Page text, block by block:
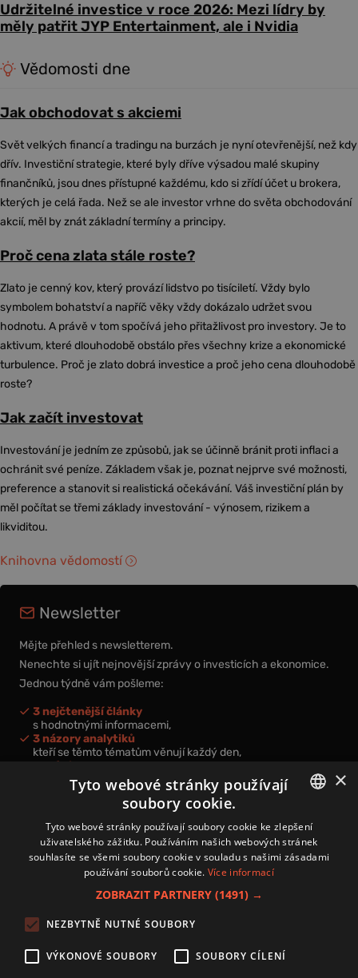
Udržitelné investice v roce 2026: Mezi lídry by
měly patřit JYP Entertainment, ale i Nvidia
Vědomosti dne
Jak obchodovat s akciemi
Svět velkých financí a tradingu na burzách je nyní otevřenější, než kdy
dřív. Investiční strategie, které byly dříve výsadou malé skupiny
finančníků, jsou dnes přístupné každému, kdo si zřídí účet u brokera,
kterých je celá řada. Než se ale investor vrhne do světa obchodování
akcií, měl by znát základní termíny a principy.
Proč cena zlata stále roste?
Zlato je cenný kov, který provází lidstvo po tisíciletí. Vždy bylo
symbolem bohatství a napříč věky vždy dokázalo udržet svou
hodnotu. A právě v tom spočívá jeho přitažlivost pro investory. Je to
aktivum, které dlouhodobě obstálo přes všechny krize a ekonomické
turbulence. Proč je zlato dobrá investice a proč jeho cena dlouhodobě
roste?
Jak začít investovat
Investování je jedním ze způsobů, jak se účinně bránit proti inflaci a
ochránit své peníze. Základem však je, poznat nejprve své možnosti,
preference a stanovit si realistická očekávání. Váš investiční plán by
měl počítat se třemi základy investování - výnosem, rizikem a
likviditou.
Knihovna vědomostí
Newsletter
Mějte přehled s newsletterem.
Nenechte si ujít nejnovější zprávy o investicích a ekonomice.
Jednou týdně vám pošleme:
3 nejčtenější články
s hodnotnými informacemi,
3 názory analytiků
kteří se těmto tématům věnují každý den,
nová videa a podcasty
k prohloubení vašich znalostí.
Přihlášením k newsletteru vyjadřujete svůj souhlas spodmínkami
zpracování osobních údajů.
Zásady používání souborů cookies
Autoři
CZECH
×
Tyto webové stránky používají
soubory cookie.
Tyto webové stránky používají soubory cookie ke zlepšení
uživatelského zážitku. Používáním našich webových stránek
souhlasíte se všemi soubory cookie v souladu s našimi zásadami
používání souborů cookie. Více informací
ZOBRAZIT PARTNERY (1491) →
NEZBYTNĚ NUTNÉ SOUBORY
VÝKONOVÉ SOUBORY SOUBORY CÍLENÍ